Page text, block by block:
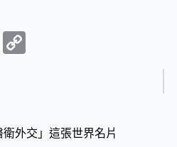
Li
Li
外交」這張世界名片